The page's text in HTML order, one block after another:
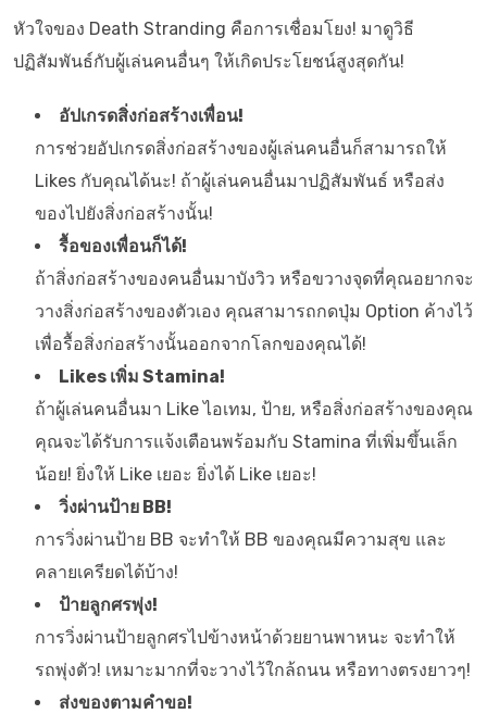
หัวใจของ Death Stranding คือการเชื่อมโยง! มาดูวิธี
ปฏิสัมพันธ์กับผู้เล่นคนอื่นๆ ให้เกิดประโยชน์สูงสุดกัน!
อัปเกรดสิ่งก่อสร้างเพื่อน!
การช่วยอัปเกรดสิ่งก่อสร้างของผู้เล่นคนอื่นก็สามารถให้
Likes กับคุณได้นะ! ถ้าผู้เล่นคนอื่นมาปฏิสัมพันธ์ หรือส่ง
ของไปยังสิ่งก่อสร้างนั้น!
รื้อของเพื่อนก็ได้!
ถ้าสิ่งก่อสร้างของคนอื่นมาบังวิว หรือขวางจุดที่คุณอยากจะ
วางสิ่งก่อสร้างของตัวเอง คุณสามารถกดปุ่ม Option ค้างไว้
เพื่อรื้อสิ่งก่อสร้างนั้นออกจากโลกของคุณได้!
Likes เพิ่ม Stamina!
ถ้าผู้เล่นคนอื่นมา Like ไอเทม, ป้าย, หรือสิ่งก่อสร้างของคุณ
คุณจะได้รับการแจ้งเตือนพร้อมกับ Stamina ที่เพิ่มขึ้นเล็ก
น้อย! ยิ่งให้ Like เยอะ ยิ่งได้ Like เยอะ!
วิ่งผ่านป้าย BB!
การวิ่งผ่านป้าย BB จะทำให้ BB ของคุณมีความสุข และ
คลายเครียดได้บ้าง!
ป้ายลูกศรพุ่ง!
การวิ่งผ่านป้ายลูกศรไปข้างหน้าด้วยยานพาหนะ จะทำให้
รถพุ่งตัว! เหมาะมากที่จะวางไว้ใกล้ถนน หรือทางตรงยาวๆ!
ส่งของตามคำขอ!